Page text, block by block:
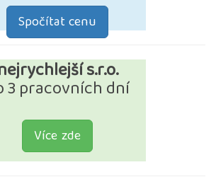
Spočítat cenu
s.r.o.
3 pracovních dní
Více zde